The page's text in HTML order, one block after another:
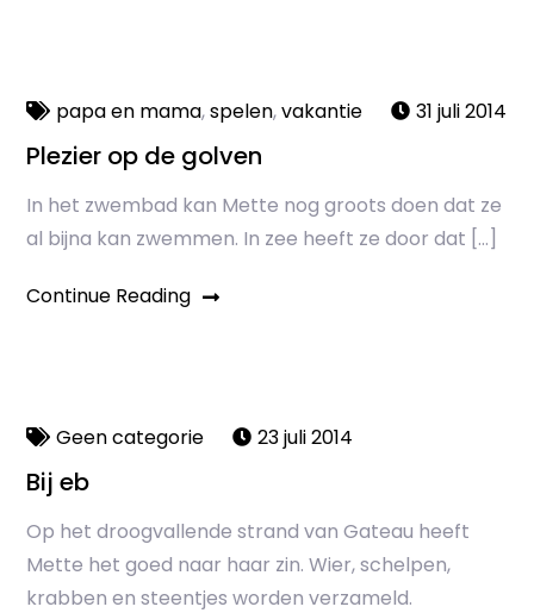
papa en mama,spelen,vakantie 31 juli 2014
Plezier op de golven
In het zwembad kan Mette nog groots doen dat ze
al bijna kan zwemmen. In zee heeft ze door dat […]
Continue Reading
Geen categorie 23 juli 2014
Bij eb
Op het droogvallende strand van Gateau heeft
Mette het goed naar haar zin. Wier, schelpen,
krabben en steentjes worden verzameld.